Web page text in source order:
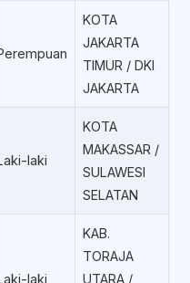
KOTA
JAKARTA
TIMUR / DKI
JAKARTA
laki
KOTA
MAKASSAR /
SULAWESI
SELATAN
laki
KAB.
TORAJA
UTARA /